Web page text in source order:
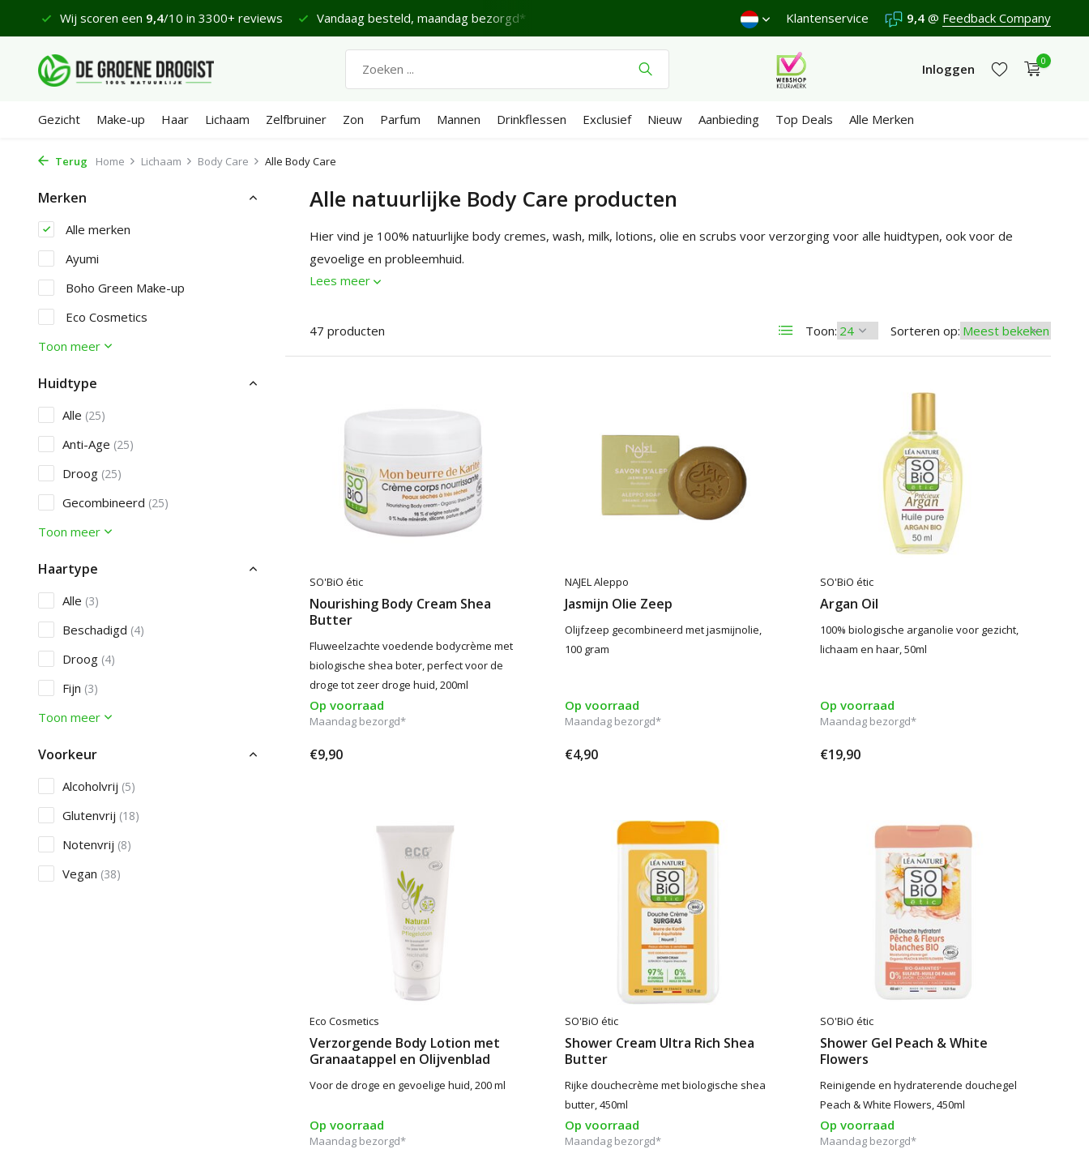
Vandaag besteld, maandag bezorgd* Fijne Zaterdag. Verzenden €4,95 (NL) Wij scoren een 9,4 /10 in 3300+ reviews
Klantenservice 9,4 @ Feedback Company
Inloggen
Account aanmaken
0
Gezicht Make-up Haar Lichaam Zelfbruiner Zon Parfum Mannen Drinkflessen Exclusief Nieuw Aanbieding Top Deals Alle Merken
Terug Home Lichaam Body Care Alle Body Care
Merken
Alle merken
Ayumi
Boho Green Make-up
Eco Cosmetics
Toon meer
Huidtype
Alle (25)
Anti-Age (25)
Droog (25)
Gecombineerd (25)
Toon meer
Haartype
Alle (3)
Beschadigd (4)
Droog (4)
Fijn (3)
Toon meer
Voorkeur
Alcoholvrij (5)
Glutenvrij (18)
Notenvrij (8)
Vegan (38)
Alle natuurlijke Body Care producten
Hier vind je 100% natuurlijke body cremes, wash, milk, lotions, olie en scrubs voor verzorging voor alle huidtypen, ook voor de
gevoelige en probleemhuid.
Lees meer
47 producten Toon: Sorteren op:
SO'BiO étic
Nourishing Body Cream Shea
Butter
Fluweelzachte voedende bodycrème met
biologische shea boter, perfect voor de
droge tot zeer droge huid, 200ml
Op voorraad
Maandag bezorgd*
€9,90
NAJEL Aleppo
Jasmijn Olie Zeep
Olijfzeep gecombineerd met jasmijnolie,
100 gram
Op voorraad
Maandag bezorgd*
€4,90
SO'BiO étic
Argan Oil
100% biologische arganolie voor gezicht,
lichaam en haar, 50ml
Op voorraad
Maandag bezorgd*
€19,90
Eco Cosmetics
Verzorgende Body Lotion met
Granaatappel en Olijvenblad
Voor de droge en gevoelige huid, 200 ml
Op voorraad
Maandag bezorgd*
SO'BiO étic
Shower Cream Ultra Rich Shea
Butter
Rijke douchecrème met biologische shea
butter, 450ml
Op voorraad
Maandag bezorgd*
SO'BiO étic
Shower Gel Peach & White
Flowers
Reinigende en hydraterende douchegel
Peach & White Flowers, 450ml
Op voorraad
Maandag bezorgd*